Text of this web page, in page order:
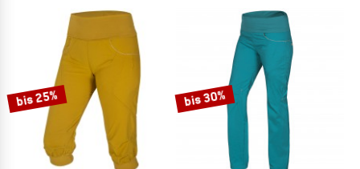
bis 25% bis 30%